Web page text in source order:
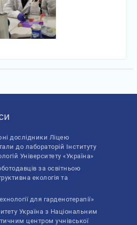
дослідники Ліцею
до лабораторій Інституту
Університету «Україна»
за освітньою
екологія та
для гарденотерапії»
Україна з Національним
центром учнівської